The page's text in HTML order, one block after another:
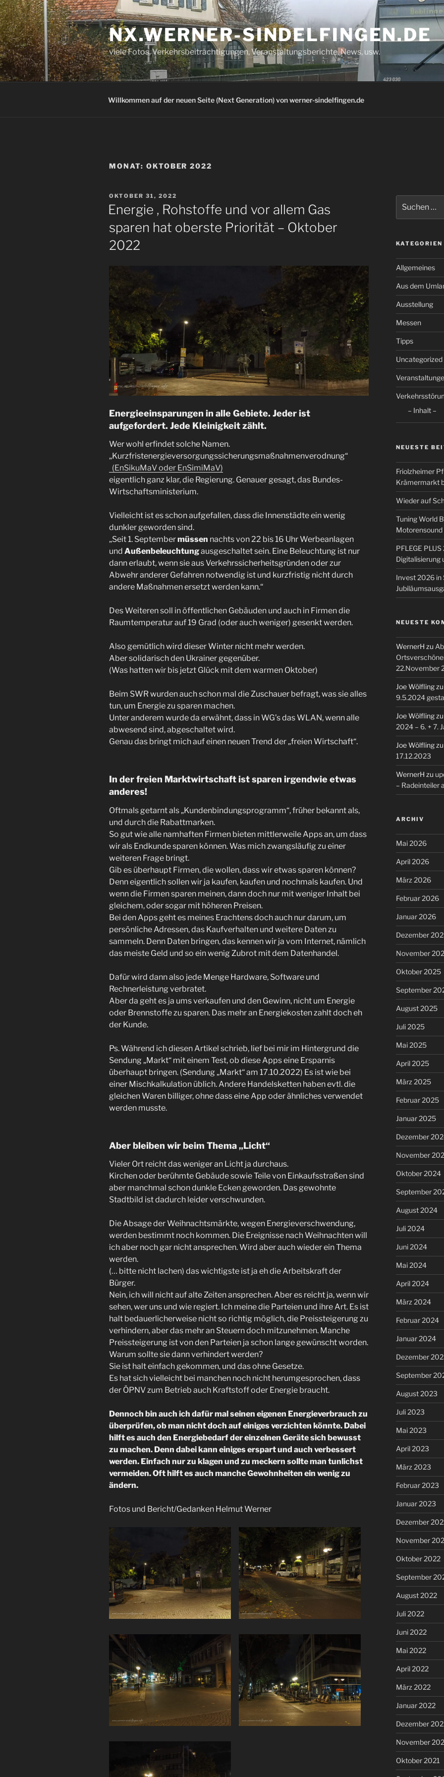
Zum
Inhalt
springen
NX.WERNER-SINDELFINGEN.DE
viele Fotos, Verkehrsbeiträchtigungen, Veranstaltungsberichte, News, usw.
Willkommen auf der neuen Seite (Next Generation) von werner-sindelfingen.de
MONAT: OKTOBER 2022
VERÖFFENTLICHT
AM
OKTOBER 31, 2022
Energie , Rohstoffe und vor allem Gas
sparen hat oberste Priorität – Oktober
2022
Energieeinsparungen in alle Gebiete. Jeder ist
aufgefordert. Jede Kleinigkeit zählt.
Wer wohl erfindet solche Namen.
„Kurzfristenergieversorgungssicherungsmaßnahmenverodnung“
( EnSikuMaV oder EnSimiMaV)
eigentlich ganz klar, die Regierung. Genauer gesagt, das Bundes-
Wirtschaftsministerium.
Vielleicht ist es schon aufgefallen, dass die Innenstädte ein wenig
dunkler geworden sind.
„Seit 1. Septembermüssen nachts von 22 bis 16 Uhr Werbeanlagen
und Außenbeleuchtungausgeschaltet sein. Eine Beleuchtung ist nur
dann erlaubt, wenn sie aus Verkehrssicherheitsgründen oder zur
Abwehr anderer Gefahren notwendig ist und kurzfristig nicht durch
andere Maßnahmen ersetzt werden kann.“
Des Weiteren soll in öffentlichen Gebäuden und auch in Firmen die
Raumtemperatur auf 19 Grad (oder auch weniger) gesenkt werden.
Also gemütlich wird dieser Winter nicht mehr werden.
Aber solidarisch den Ukrainer gegenüber.
(Was hatten wir bis jetzt Glück mit dem warmen Oktober)
Beim SWR wurden auch schon mal die Zuschauer befragt, was sie alles
tun, um Energie zu sparen machen.
Unter anderem wurde da erwähnt, dass in WG’s das WLAN, wenn alle
abwesend sind, abgeschaltet wird.
Genau das bringt mich auf einen neuen Trend der „freien Wirtschaft“.
In der freien Marktwirtschaft ist sparen irgendwie etwas
anderes!
Oftmals getarnt als „Kundenbindungsprogramm“, früher bekannt als,
und durch die Rabattmarken.
So gut wie alle namhaften Firmen bieten mittlerweile Apps an, um dass
wir als Endkunde sparen können. Was mich zwangsläufig zu einer
weiteren Frage bringt.
Gib es überhaupt Firmen, die wollen, dass wir etwas sparen können?
Denn eigentlich sollen wir ja kaufen, kaufen und nochmals kaufen. Und
wenn die Firmen sparen meinen, dann doch nur mit weniger Inhalt bei
gleichem, oder sogar mit höheren Preisen.
Bei den Apps geht es meines Erachtens doch auch nur darum, um
persönliche Adressen, das Kaufverhalten und weitere Daten zu
sammeln. Denn Daten bringen, das kennen wir ja vom Internet, nämlich
das meiste Geld und so ein wenig Zubrot mit dem Datenhandel.
Dafür wird dann also jede Menge Hardware, Software und
Rechnerleistung verbratet.
Aber da geht es ja ums verkaufen und den Gewinn, nicht um Energie
oder Brennstoffe zu sparen. Das mehr an Energiekosten zahlt doch eh
der Kunde.
Ps. Während ich diesen Artikel schrieb, lief bei mir im Hintergrund die
Sendung „Markt“ mit einem Test, ob diese Apps eine Ersparnis
überhaupt bringen. (Sendung „Markt“ am 17.10.2022) Es ist wie bei
einer Mischkalkulation üblich. Andere Handelsketten haben evtl. die
gleichen Waren billiger, ohne dass eine App oder ähnliches verwendet
werden musste.
Aber bleiben wir beim Thema „Licht“
Vieler Ort reicht das weniger an Licht ja durchaus.
Kirchen oder berühmte Gebäude sowie Teile von Einkaufsstraßen sind
aber manchmal schon dunkle Ecken geworden. Das gewohnte
Stadtbild ist dadurch leider verschwunden.
Die Absage der Weihnachtsmärkte, wegen Energieverschwendung,
werden bestimmt noch kommen. Die Ereignisse nach Weihnachten will
ich aber noch gar nicht ansprechen. Wird aber auch wieder ein Thema
werden.
(… bitte nicht lachen) das wichtigste ist ja eh die Arbeitskraft der
Bürger.
Nein, ich will nicht auf alte Zeiten ansprechen. Aber es reicht ja, wenn wir
sehen, wer uns und wie regiert. Ich meine die Parteien und ihre Art. Es ist
halt bedauerlicherweise nicht so richtig möglich, die Preissteigerung zu
verhindern, aber das mehr an Steuern doch mitzunehmen. Manche
Preissteigerung ist von den Parteien ja schon lange gewünscht worden.
Warum sollte sie dann verhindert werden?
Sie ist halt einfach gekommen, und das ohne Gesetze.
Es hat sich vielleicht bei manchen noch nicht herumgesprochen, dass
der ÖPNV zum Betrieb auch Kraftstoff oder Energie braucht.
Dennoch bin auch ich dafür mal seinen eigenen Energieverbrauch zu
überprüfen, ob man nicht doch auf einiges verzichten könnte. Dabei
hilft es auch den Energiebedarf der einzelnen Geräte sich bewusst
zu machen. Denn dabei kann einiges erspart und auch verbessert
werden. Einfach nur zu klagen und zu meckern sollte man tunlichst
vermeiden. Oft hilft es auch manche Gewohnheiten ein wenig zu
ändern.
Fotos und Bericht/Gedanken Helmut Werner
nach:
KATEGORIEN
Allgemeines
Aus dem
Ausstellung
Messen
Tipps
Uncategorized
– Inhalt –
NEUESTE
Friolzheimer
Krämermarkt
Wieder auf
Tuning World
PFLEGE
Digitalisierung
Invest 2026 in
NEUESTE
WernerH zu
22.November
Joe Wölflingzu
9.5.2024
Joe Wölflingzu
2024 – 6. + 7.
Joe Wölflingzu
17.12.2023
WernerH zu
– Radeinteiler
ARCHIV
Mai 2026
April 2026
März 2026
Februar 2026
Januar 2026
Dezember
November
Oktober 2025
September
August 2025
Juli 2025
Mai 2025
April 2025
März 2025
Februar 2025
Januar 2025
Dezember
November
Oktober 2024
September
August 2024
Juli 2024
Juni 2024
Mai 2024
April 2024
März 2024
Februar 2024
Januar 2024
Dezember
September
August 2023
Juli 2023
Mai 2023
April 2023
März 2023
Februar 2023
Januar 2023
Dezember
November
Oktober 2022
September
August 2022
Juli 2022
Juni 2022
Mai 2022
April 2022
März 2022
Januar 2022
Dezember
November
Oktober 2021